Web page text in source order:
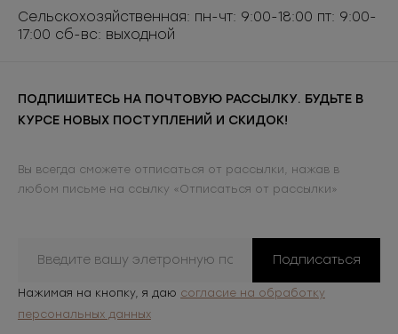
Сельскохозяйственная: пн-чт: 9:00-18:00 пт: 9:00-
17:00 сб-вс: выходной
ПОДПИШИТЕСЬ НА ПОЧТОВУЮ РАССЫЛКУ. БУДЬТЕ В
КУРСЕ НОВЫХ ПОСТУПЛЕНИЙ И СКИДОК!
Вы всегда сможете отписаться от рассылки, нажав в
любом письме на ссылку «Отписаться от рассылки»
Подписаться
Нажимая на кнопку, я даю согласие на обработку
персональных данных